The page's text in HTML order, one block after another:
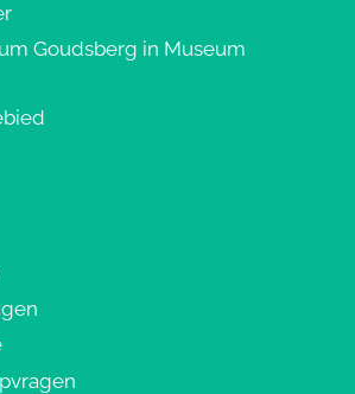
Goudsberg in Museum